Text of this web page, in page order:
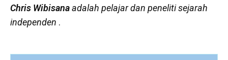
Chris Wibisanaadalah pelajar dan peneliti sejarah
independen .